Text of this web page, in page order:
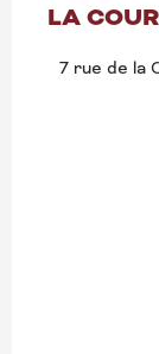
LA
7 rue de la